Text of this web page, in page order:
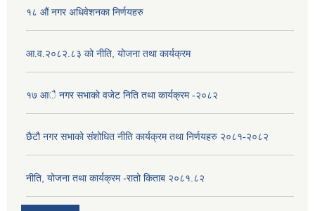
१८ औं नगर अधिवेशनका निर्णयहरु
आ.व.२०८२.८३ को नीति, योजना तथा कार्यक्रम
१७ आै नगर सभाकाे वजेट निति तथा कार्यक्रम -२०८२
छैटौ नगर सभाको संशोधित नीति कार्यक्रम तथा निर्णयहरु २०८१-२०८२
नीति, योजना तथा कार्यक्रम -रातो किताब २०८१.८२